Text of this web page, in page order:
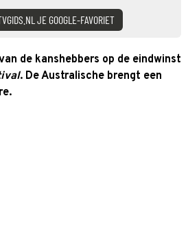
JE GOOGLE-FAVORIET
de kanshebbers op de eindwinst
. De Australische brengt een